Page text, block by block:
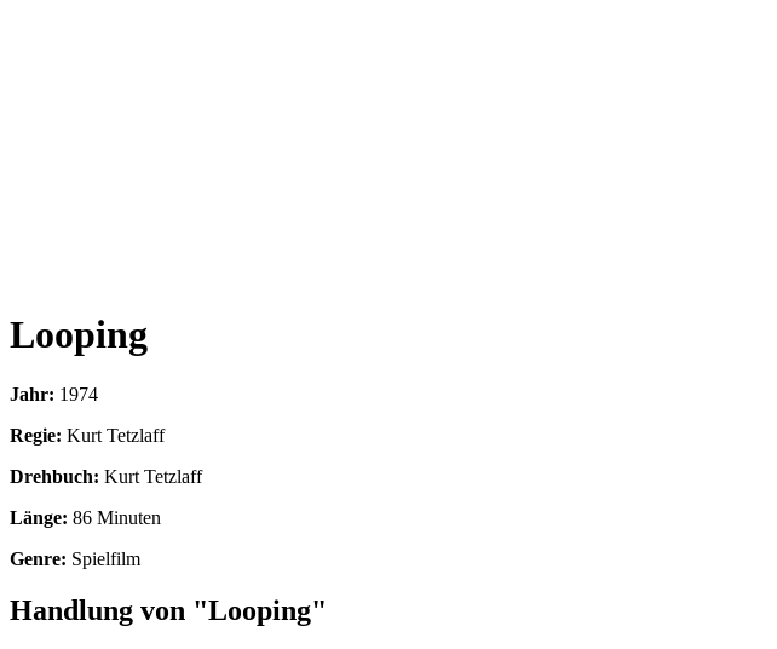
Looping
Jahr: 1974
Regie: Kurt Tetzlaff
Drehbuch: Kurt Tetzlaff
Länge: 86 Minuten
Genre: Spielfilm
Handlung von "Looping"